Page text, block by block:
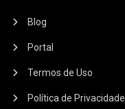
Blog
Portal
Termos de Uso
Política de Privacidade